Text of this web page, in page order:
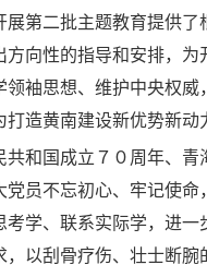
第二批主题教育提供
向性的指导和安排，
领袖思想、维护中央权
造黄南建设新优势新
共和国成立７０周年、
员不忘初心、牢记使
学、联系实际学，进一
以刮骨疗伤、壮士断